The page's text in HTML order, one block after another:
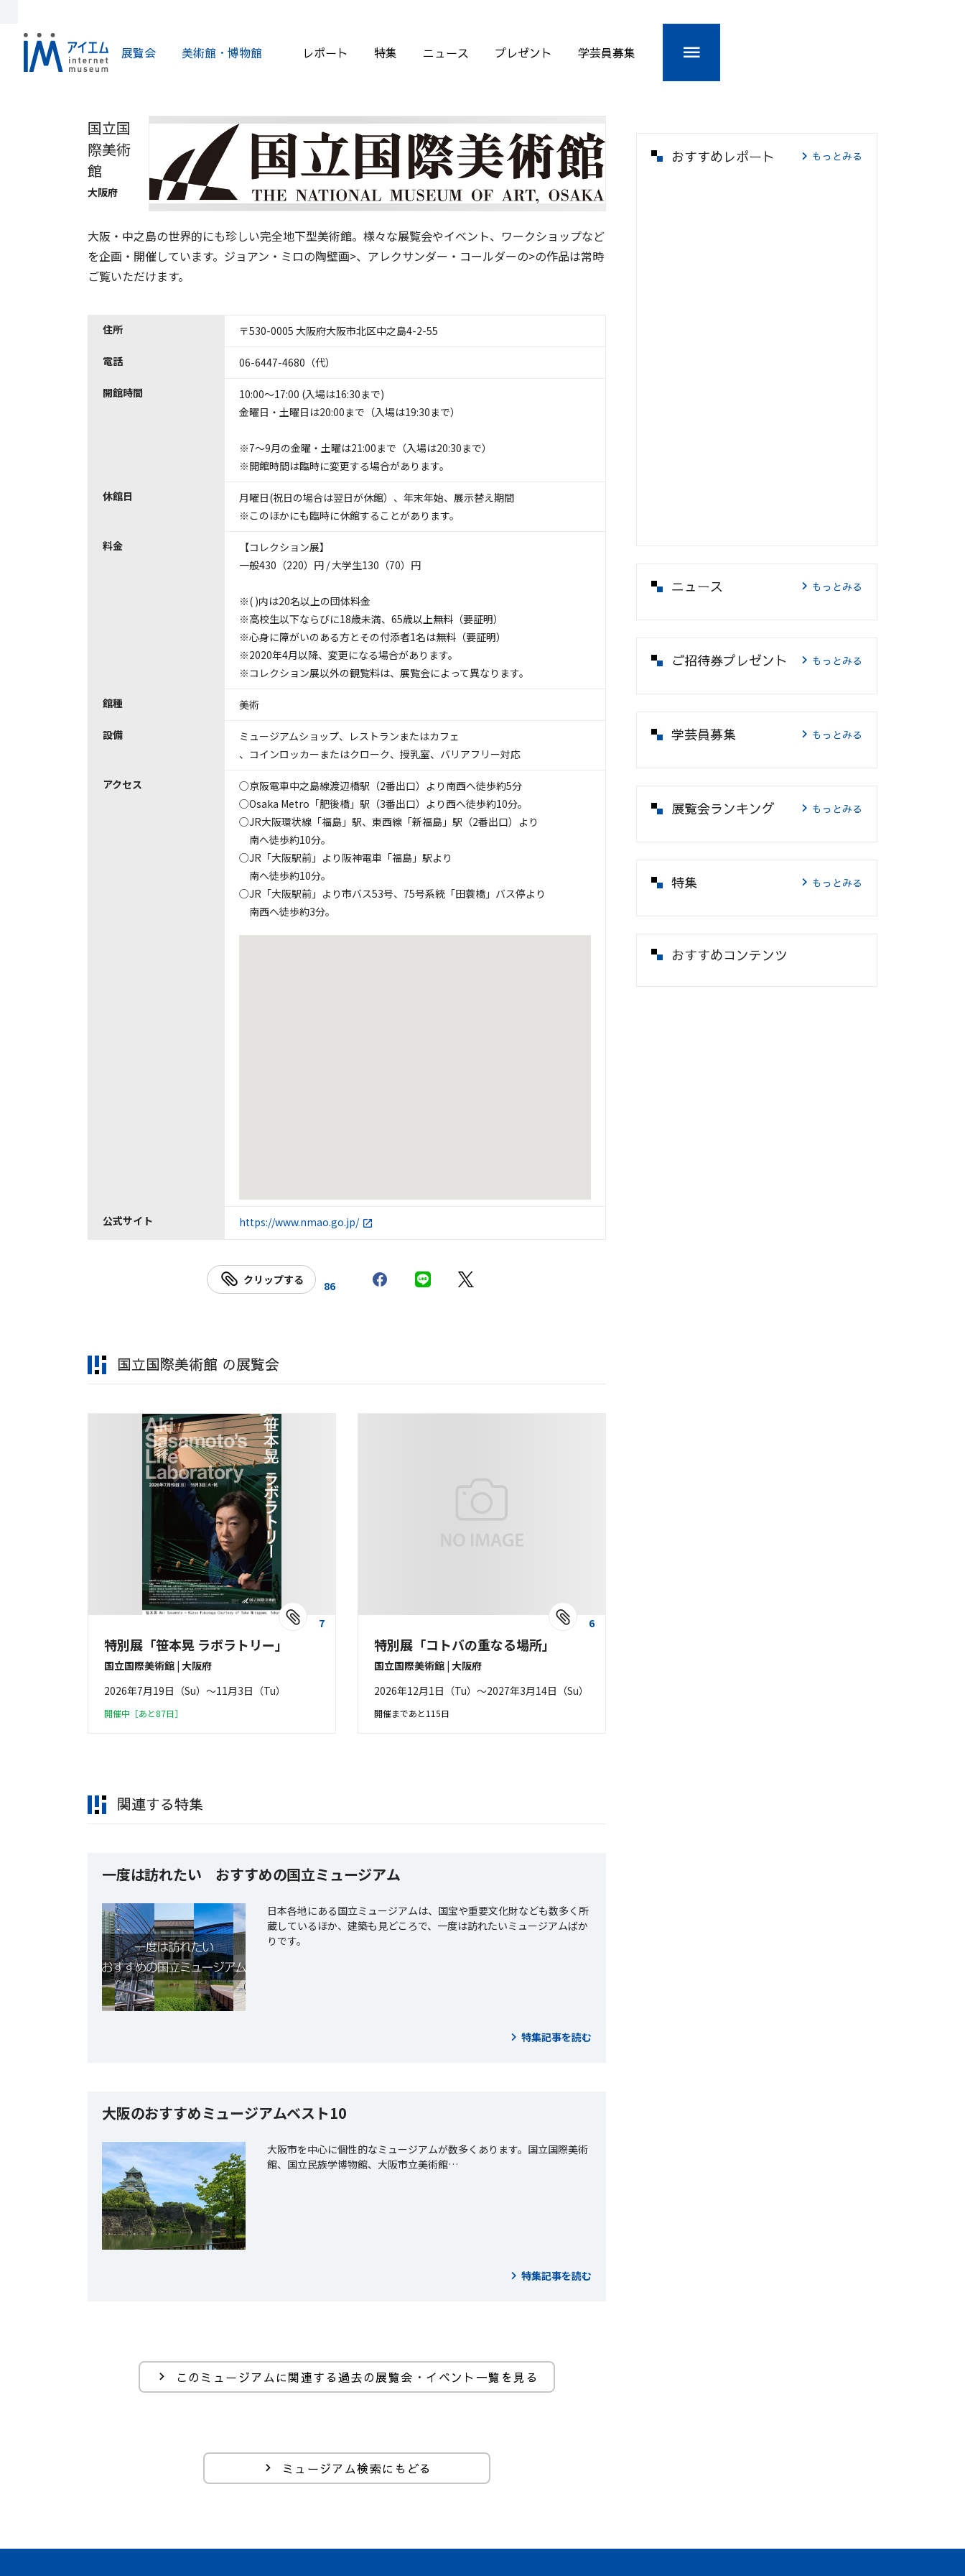
展覧会 美術館・博物館 レポート 特集 ニュース プレゼント 学芸員募集
国立国
際美術
館
大阪府
大阪・中之島の世界的にも珍しい完全地下型美術館。様々な展覧会やイベント、ワークショップなど
を企画・開催しています。ジョアン・ミロの陶壁画>、アレクサンダー・コールダーの>の作品は常時
住所 〒530-0005 大阪府大阪市北区中之島4-2-55
電話 06-6447-4680（代）
開館時間
10:00～17:00 (入場は16:30まで)
金曜日・土曜日は20:00まで（入場は19:30まで）
※7～9月の金曜・土曜は21:00まで（入場は20:30まで）
※開館時間は臨時に変更する場合があります。
休館日
月曜日(祝日の場合は翌日が休館）、年末年始、展示替え期間
※このほかにも臨時に休館することがあります。
料金
【コレクション展】
一般430（220）円 / 大学生130（70）円
※( )内は20名以上の団体料金
※高校生以下ならびに18歳未満、65歳以上無料（要証明）
※心身に障がいのある方とその付添者1名は無料（要証明）
※2020年4月以降、変更になる場合があります。
※コレクション展以外の観覧料は、展覧会によって異なります。
館種 美術
設備 ミュージアムショップ、 レストランまたはカフェ
、 コインロッカーまたはクローク、 授乳室、 バリアフリー対応
アクセス
○京阪電車中之島線渡辺橋駅（2番出口）より南西へ徒歩約5分
○Osaka Metro「肥後橋」駅（3番出口）より西へ徒歩約10分。
○JR大阪環状線「福島」駅、東西線「新福島」駅（2番出口）より
南へ徒歩約10分。
○JR「大阪駅前」より阪神電車「福島」駅より
南へ徒歩約10分。
○JR「大阪駅前」より市バス53号、75号系統「田蓑橋」バス停より
南西へ徒歩約3分。
公式サイト https://www.nmao.go.jp/
クリップする 86
国立国際美術館 の展覧会
7
特別展「笹本晃 ラボラトリー」
国立国際美術館 | 大阪府
2026年7月19日（Su）〜11月3日（Tu）
開催中［あと87日］
6
特別展「コトバの重なる場所」
国立国際美術館 | 大阪府
2026年12月1日（Tu）〜2027年3月14日（Su）
開催まであと115日
関連する特集
一度は訪れたい おすすめの国立ミュージアム
日本各地にある国立ミュージアムは、国宝や重要文化財なども数多く所
蔵しているほか、建築も見どころで、一度は訪れたいミュージアムばか
りです。
特集記事を読む
大阪のおすすめミュージアムベスト10
大阪市を中心に個性的なミュージアムが数多くあります。国立国際美術
館、国立民族学博物館、大阪市立美術館…
特集記事を読む
このミュージアムに関連する過去の展覧会・イベント一覧を見る
ミュージアム検索にもどる
おすすめレポート もっとみる
ニュース もっとみる
ご招待券プレゼント もっとみる
学芸員募集 もっとみる
展覧会ランキング もっとみる
特集 もっとみる
おすすめコンテンツ